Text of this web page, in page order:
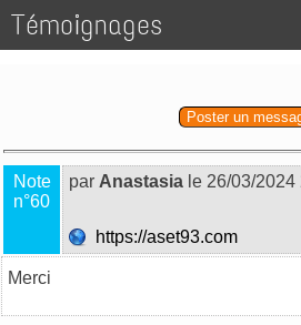
Témoignages
Poster un
Note
n°60
par Anastasia le 26/03/2024
https://aset93.com
Merci